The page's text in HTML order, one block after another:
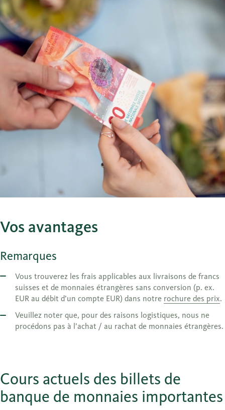
Vos avantages
Remarques
Vous trouverez les frais applicables aux livraisons de francs
suisses et de monnaies étrangères sans conversion (p. ex.
EUR au débit d’un compte EUR) dans notre rochure des prix.
Veuillez noter que, pour des raisons logistiques, nous ne
procédons pas à l’achat / au rachat de monnaies étrangères.
Cours actuels des billets de
banque de monnaies importantes